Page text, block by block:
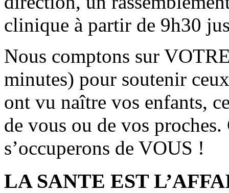
clinique à partir de 9h30
Nous comptons sur
minutes) pour soutenir
ont vu naître vos enfants,
de vous ou de vos
s’occuperons de VOUS !
LA SANTE EST